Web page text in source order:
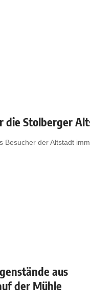
die Stolberger
Besucher der Altstadt
aus
der Mühle